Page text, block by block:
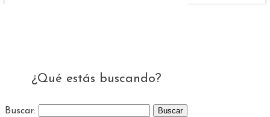
¿Qué estás buscando?
Buscar: